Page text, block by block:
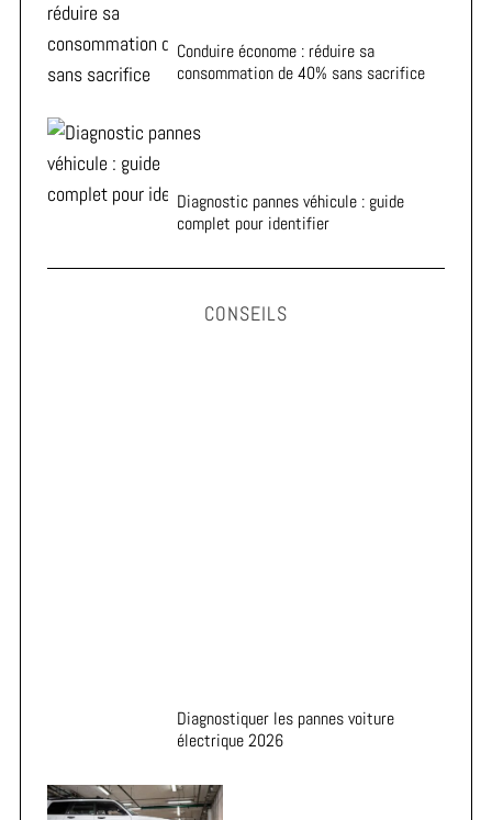
Conduire économe : réduire sa
consommation de 40% sans sacrifice
Diagnostic pannes véhicule : guide
complet pour identifier
CONSEILS
Diagnostiquer les pannes voiture
électrique 2026